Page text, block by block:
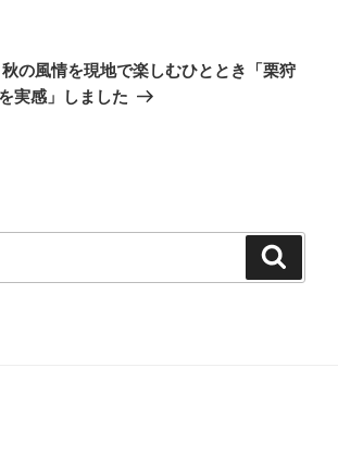
の風情を現地で楽しむひととき「栗狩
実感」しました